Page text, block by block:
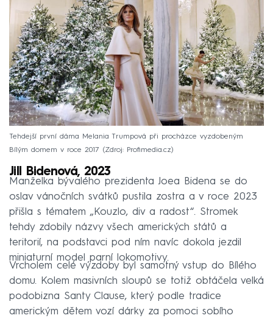
Tehdejší první dáma Melania Trumpová při procházce vyzdobeným
Bílým domem v roce 2017
Zdroj: Profimedia.cz
Jill Bidenová, 2023
Manželka bývalého prezidenta Joea Bidena se do
oslav vánočních svátků pustila zostra a v roce 2023
přišla s tématem „Kouzlo, div a radost“. Stromek
tehdy zdobily názvy všech amerických států a
teritorií, na podstavci pod ním navíc dokola jezdil
miniaturní model parní lokomotivy.
Vrcholem celé výzdoby byl samotný vstup do Bílého
domu. Kolem masivních sloupů se totiž obtáčela velká
podobizna Santy Clause, který podle tradice
americkým dětem vozí dárky za pomoci sobího